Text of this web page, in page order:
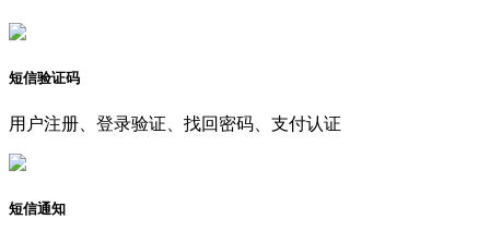
短信验证码
用户注册、登录验证、找回密码、支付认证
短信通知